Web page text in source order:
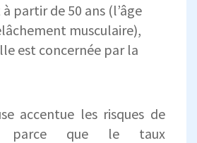
partir de 50 ans (l’âge
musculaire),
est concernée par la
accentue les risques de
parce que le taux